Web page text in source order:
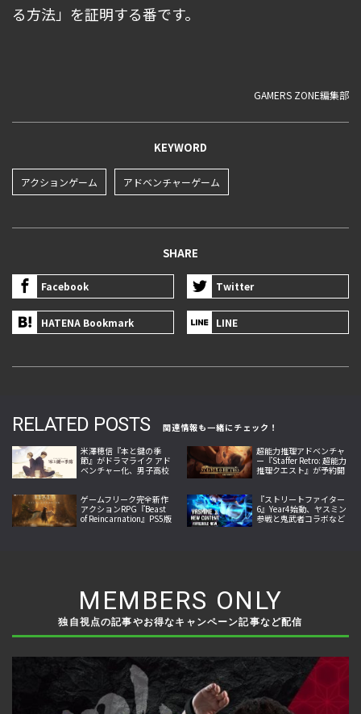
る方法」を証明する番です。
GAMERS ZONE編集部
KEYWORD
アクションゲーム アドベンチャーゲーム
SHARE
Facebook Twitter
HATENA Bookmark LINE
RELATED POSTS
関連情報も一緒にチェック！
米澤穂信『本と鍵の季
節』がドラマライク アド
ベンチャー化、男子高校
超能力推理アドベンチャ
ー『Staffer Retro: 超能力
推理クエスト』が予約開
ゲームフリーク完全新作
アクションRPG『Beast
of Reincarnation』PS5版
『ストリートファイター
6』Year4始動、ヤスミン
参戦と鬼武者コラボなど
MEMBERS ONLY
独自視点の記事やお得なキャンペーン記事など配信